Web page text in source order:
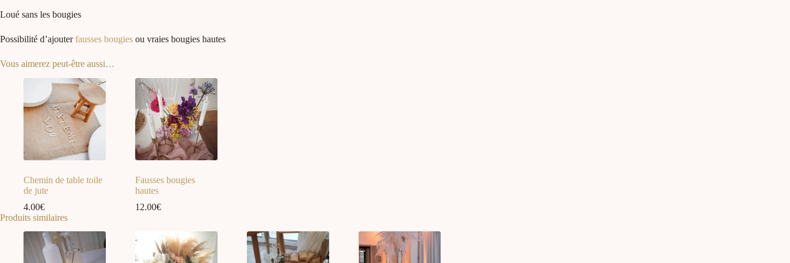
Loué sans les bougies
Possibilité d’ajouterfausses bougies ou vraies bougies hautes
Vous aimerez peut-être aussi…
Chemin de table toile
de jute
4.00€
Fausses bougies
hautes
12.00€
Produits similaires